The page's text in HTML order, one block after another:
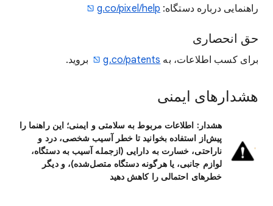
راهنمایی درباره دستگاه: g.co/pixel/help
حق انحصاری
برای کسب اطلاعات، به g.co/patents بروید.
هشدارهای ایمنی
هشدار: اطلاعات مربوط به سلامتی و ایمنی؛ این راهنما را
پیش‌از استفاده بخوانید تا خطر آسیب شخصی، درد و
ناراحتی، خسارت به دارایی (ازجمله آسیب به دستگاه،
لوازم جانبی، یا هرگونه دستگاه متصل‌شده)، و دیگر
خطرهای احتمالی را کاهش دهید